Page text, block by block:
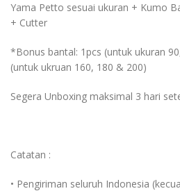
Yama Petto sesuai ukuran + Kumo
+ Cutter
*Bonus bantal: 1pcs (untuk ukuran
(untuk ukruan 160, 180 & 200)
Segera Unboxing maksimal 3 hari
Catatan :
• Pengiriman seluruh Indonesia